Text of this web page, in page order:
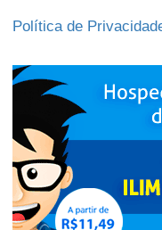
Política de